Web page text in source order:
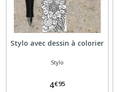
Stylo avec dessin à colorier
Stylo
4€95